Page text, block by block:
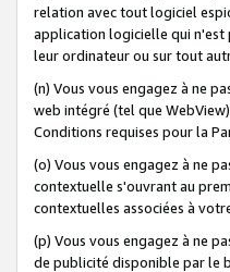
relation avec tout logiciel
application logicielle qui n'est
leur ordinateur ou sur tout
(n) Vous vous engagez à ne
web intégré (tel que
Conditions requises pour la
(o) Vous vous engagez à ne
contextuelle s'ouvrant au
contextuelles associées à
(p) Vous vous engagez à ne
de publicité disponible par le